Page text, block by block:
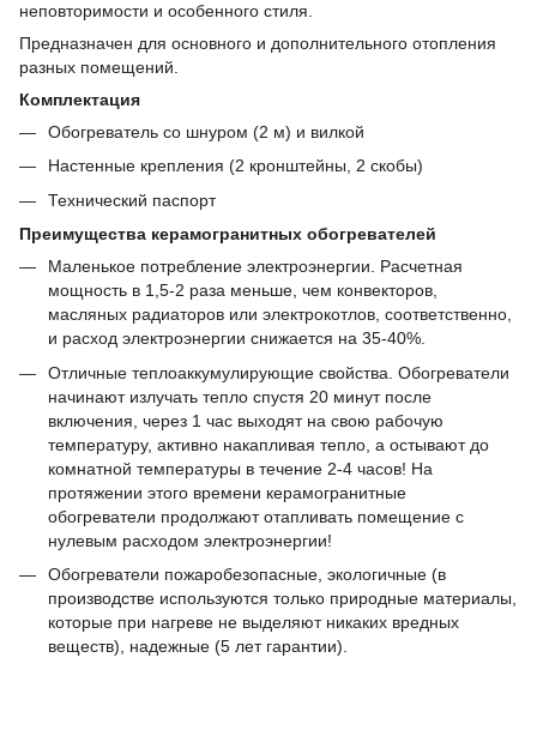
неповторимости и особенного стиля.
Предназначен для основного и дополнительного отопления
разных помещений.
Комплектация
Обогреватель со шнуром (2 м) и вилкой
Настенные крепления (2 кронштейны, 2 скобы)
Технический паспорт
Преимущества керамогранитных обогревателей
Маленькое потребление электроэнергии. Расчетная
мощность в 1,5-2 раза меньше, чем конвекторов,
масляных радиаторов или электрокотлов, соответственно,
и расход электроэнергии снижается на 35-40%.
Отличные теплоаккумулирующие свойства. Обогреватели
начинают излучать тепло спустя 20 минут после
включения, через 1 час выходят на свою рабочую
температуру, активно накапливая тепло, а остывают до
комнатной температуры в течение 2-4 часов! На
протяжении этого времени керамогранитные
обогреватели продолжают отапливать помещение с
нулевым расходом электроэнергии!
Обогреватели пожаробезопасные, экологичные (в
производстве используются только природные материалы,
которые при нагреве не выделяют никаких вредных
веществ), надежные (5 лет гарантии).